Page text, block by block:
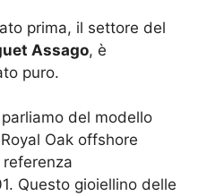
prima, il settore del
Assago, è
puro.
del modello
Oak offshore
Questo gioiellino delle